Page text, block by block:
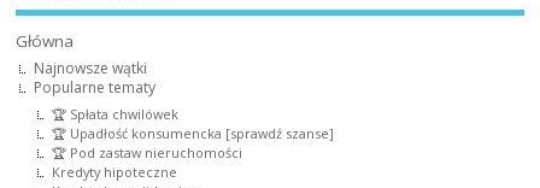
Główna
Najnowsze wątki
Popularne tematy
🏆 Spłata chwilówek
🏆 Upadłość konsumencka [sprawdź szanse]
🏆 Pod zastaw nieruchomości
Kredyty hipoteczne